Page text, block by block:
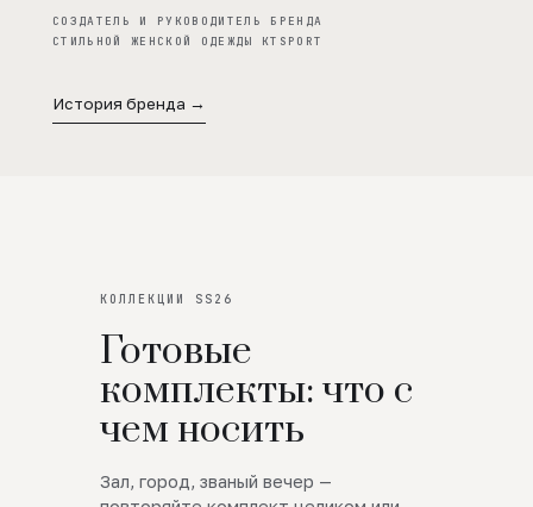
СОЗДАТЕЛЬ И РУКОВОДИТЕЛЬ БРЕНДА
СТИЛЬНОЙ ЖЕНСКОЙ ОДЕЖДЫ KTSPORT
История бренда →
КОЛЛЕКЦИИ SS26
Готовые
комплекты: что с
чем носить
Зал, город, званый вечер —